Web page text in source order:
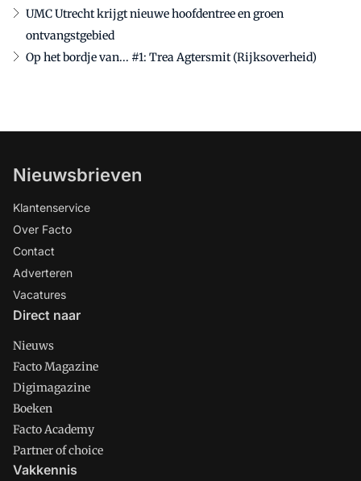
UMC Utrecht krijgt nieuwe hoofdentree en groen
ontvangstgebied
Op het bordje van... #1: Trea Agtersmit (Rijksoverheid)
Nieuwsbrieven
Klantenservice
Over Facto
Contact
Adverteren
Vacatures
Direct naar
Nieuws
Facto Magazine
Digimagazine
Boeken
Facto Academy
Partner of choice
Vakkennis